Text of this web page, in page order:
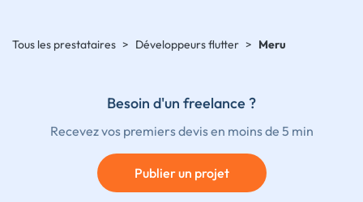
Tous les prestataires > Développeurs flutter > Meru
Besoin d'un freelance ?
Recevez vos premiers devis en moins de 5 min
Publier un projet